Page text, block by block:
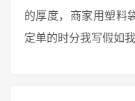
的厚度，商家用塑料
定单的时分我写假如